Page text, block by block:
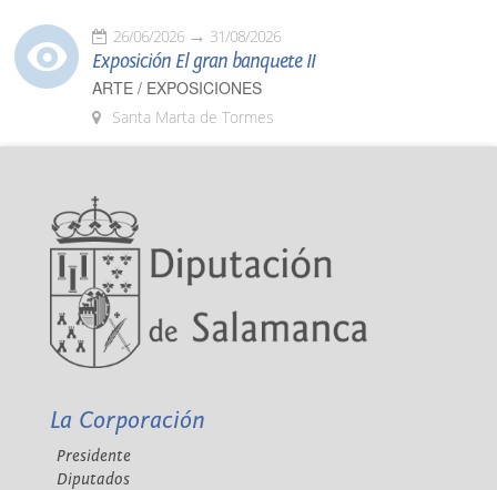
26/06/2026 31/08/2026
Exposición El gran banquete II
ARTE / EXPOSICIONES
Santa Marta de Tormes
La Corporación
Presidente
Diputados